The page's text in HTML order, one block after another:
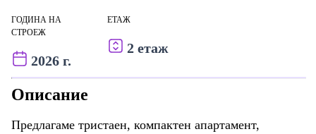
ГОДИНА НА
СТРОЕЖ
2026 г.
ЕТАЖ
2 етаж
Описание
Предлагаме тристаен, компактен апартамент,